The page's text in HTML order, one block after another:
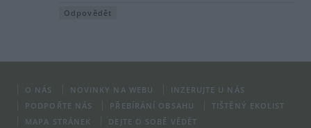
Odpovědět
O NÁS NOVINKY NA WEBU
INZERUJTE U NÁS
PODPOŘTE NÁS
PŘEBÍRÁNÍ OBSAHU
TIŠTĚNÝ EKOLIST
MAPA STRÁNEK
DEJTE O SOBĚ VĚDĚT